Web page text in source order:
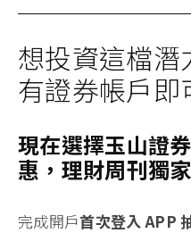
想投資這檔潛
有證券帳戶即
現在選擇玉山證
惠，理財周刊獨
完成開戶首次登入 APP